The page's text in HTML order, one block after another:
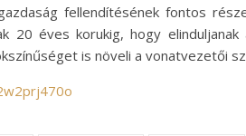
fellendítésének fontos
20 éves korukig, hogy
is növeli a vonatvezetői